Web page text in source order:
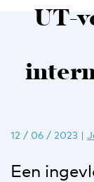
UT-
12 / 06 / 2023 |
Een